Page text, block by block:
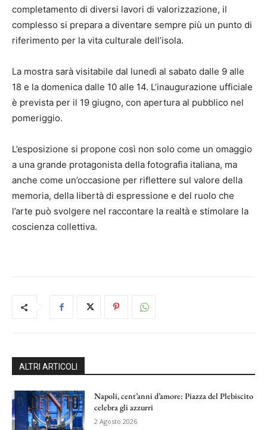
completamento di diversi lavori di valorizzazione, il
complesso si prepara a diventare sempre più un punto di
riferimento per la vita culturale dell’isola.
La mostra sarà visitabile dal lunedì al sabato dalle 9 alle
18 e la domenica dalle 10 alle 14. L’inaugurazione ufficiale
è prevista per il 19 giugno, con apertura al pubblico nel
pomeriggio.
L’esposizione si propone così non solo come un omaggio
a una grande protagonista della fotografia italiana, ma
anche come un’occasione per riflettere sul valore della
memoria, della libertà di espressione e del ruolo che
l’arte può svolgere nel raccontare la realtà e stimolare la
coscienza collettiva.
ALTRI ARTICOLI
Napoli, cent’anni d’amore: Piazza del Plebiscito
celebra gli azzurri
2 Agosto 2026